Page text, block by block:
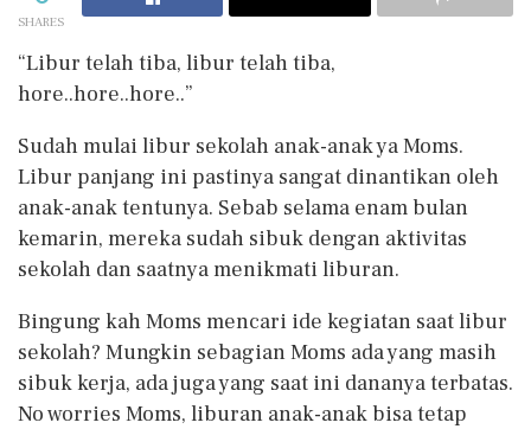
SHARES
“Libur telah tiba, libur telah tiba,
hore..hore..hore..”
Sudah mulai libur sekolah anak-anak ya Moms.
Libur panjang ini pastinya sangat dinantikan oleh
anak-anak tentunya. Sebab selama enam bulan
kemarin, mereka sudah sibuk dengan aktivitas
sekolah dan saatnya menikmati liburan.
Bingung kah Moms mencari ide kegiatan saat libur
sekolah? Mungkin sebagian Moms ada yang masih
sibuk kerja, ada juga yang saat ini dananya terbatas.
No worries Moms, liburan anak-anak bisa tetap